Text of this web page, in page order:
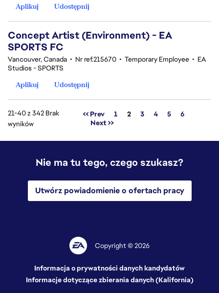
Aplikuj
Udostępnij
Concept Artist (Environment) - EA
SPORTS FC
Vancouver, Canada • Nr ref.215670 • Temporary Employee • EA
Studios - SPORTS
Aplikuj
Udostępnij
21-40 z 342 Brak
wyników
<< Prev 1 Strona
2 3 4 5
6
Next >>
Nie ma tu tego, czego szukasz?
Utwórz powiadomienie o ofertach pracy
Copyright © 2026
Informacja o prywatności danych kandydatów
Informacje dotyczące zbierania danych (Kalifornia)